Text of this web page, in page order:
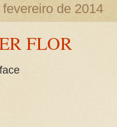
de 2014
FLOR